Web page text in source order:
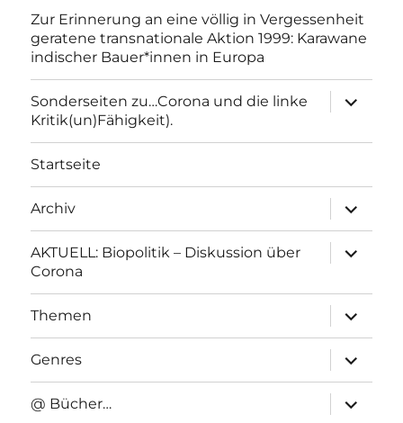
Zur Erinnerung an eine völlig in Vergessenheit
geratene transnationale Aktion 1999: Karawane
indischer Bauer*innen in Europa
Sonderseiten zu…Corona und die linke
Kritik(un)Fähigkeit).
anzeigen
Startseite
Archiv
anzeigen
AKTUELL: Biopolitik – Diskussion über
Corona
anzeigen
Themen
anzeigen
Genres
anzeigen
@ Bücher…
anzeigen